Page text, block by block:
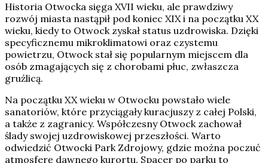
Historia Otwocka sięga XVII wieku, ale prawdziwy
rozwój miasta nastąpił pod koniec XIX i na początku XX
wieku, kiedy to Otwock zyskał status uzdrowiska. Dzięki
specyficznemu mikroklimatowi oraz czystemu
powietrzu, Otwock stał się popularnym miejscem dla
osób zmagających się z chorobami płuc, zwłaszcza
gruźlicą.
Na początku XX wieku w Otwocku powstało wiele
sanatoriów, które przyciągały kuracjuszy z całej Polski,
a także z zagranicy. Współczesny Otwock zachował
ślady swojej uzdrowiskowej przeszłości. Warto
odwiedzić Otwocki Park Zdrojowy, gdzie można poczuć
atmosferę dawnego kurortu. Spacer po parku to